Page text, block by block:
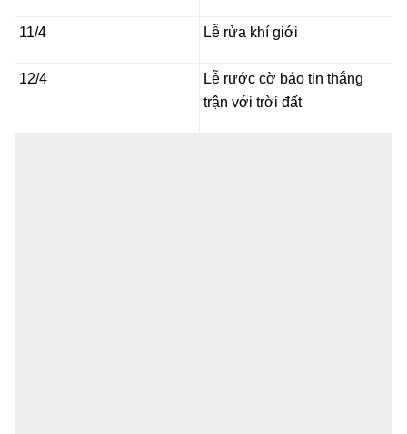
11/4 Lễ rửa khí giới
12/4
Lễ rước cờ báo tin thắng
trận với trời đất